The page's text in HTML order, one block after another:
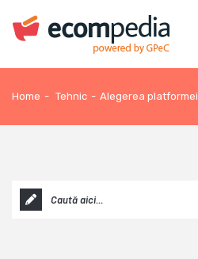
Home - Tehnic - Alegerea platformei